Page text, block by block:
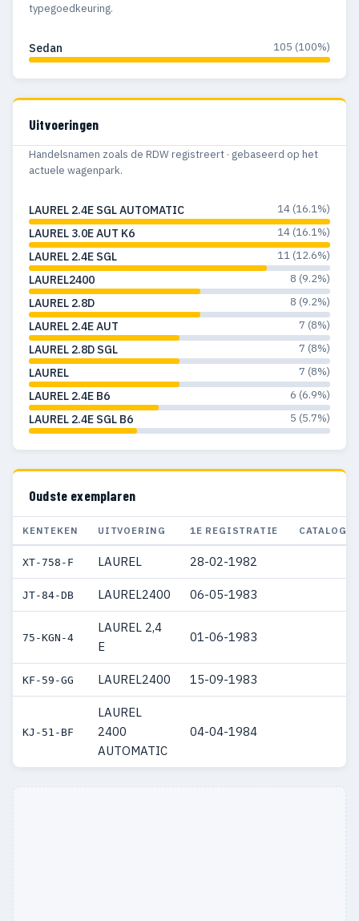
typegoedkeuring.
Sedan 105 (100%)
Uitvoeringen
Handelsnamen zoals de RDW registreert · gebaseerd op het
actuele wagenpark.
LAUREL 2.4E SGL AUTOMATIC 14 (16.1%)
LAUREL 3.0E AUT K6 14 (16.1%)
LAUREL 2.4E SGL 11 (12.6%)
LAUREL2400 8 (9.2%)
LAUREL 2.8D 8 (9.2%)
LAUREL 2.4E AUT 7 (8%)
LAUREL 2.8D SGL 7 (8%)
LAUREL 7 (8%)
LAUREL 2.4E B6 6 (6.9%)
LAUREL 2.4E SGL B6 5 (5.7%)
Oudste exemplaren
KENTEKEN UITVOERING 1E REGISTRATIE
XT-758-F LAUREL 28-02-1982
JT-84-DB LAUREL2400 06-05-1983
75-KGN-4
LAUREL 2,4
E
01-06-1983
KF-59-GG LAUREL2400 15-09-1983
KJ-51-BF
LAUREL
2400
AUTOMATIC
04-04-1984